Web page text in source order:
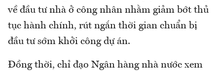
về đầu tư nhà ở công nhân nhằm giảm bớt thủ
tục hành chính, rút ngắn thời gian chuẩn bị
đầu tư sớm khởi công dự án.
Đồng thời, chỉ đạo Ngân hàng nhà nước xem